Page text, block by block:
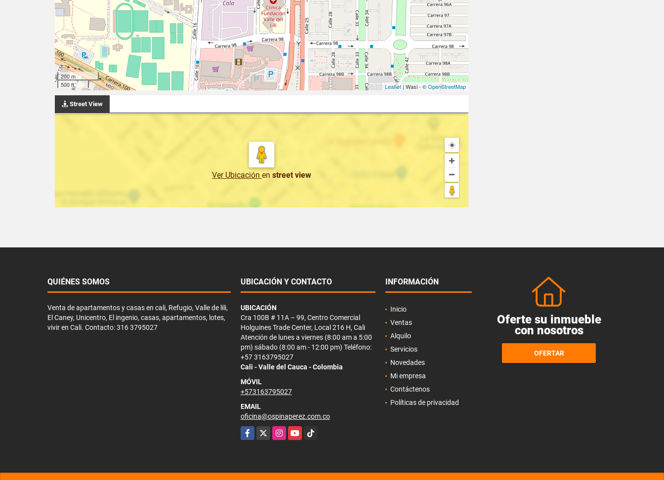
200 m
500 ft
Leaflet| Wasi - ©OpenStreetMap
Street View
Ver Ubicación en street view
QUIÉNES SOMOS
Venta de apartamentos y casas en cali, Refugio, Valle de lili,
El Caney, Unicentro, El ingenio, casas, apartamentos, lotes,
vivir en Cali. Contacto: 316 3795027
UBICACIÓN Y CONTACTO
UBICACIÓN
Cra 100B # 11A – 99, Centro Comercial
Holguines Trade Center, Local 216 H, Cali
Atención de lunes a viernes (8:00 am a 5:00
pm) sábado (8:00 am - 12:00 pm) Teléfono:
+57 3163795027
Cali - Valle del Cauca - Colombia
MÓVIL
+573163795027
EMAIL
oficina@ospinaperez.com.co
Facebook
X InstagramYouTubeTikTok
INFORMACIÓN
Inicio
Ventas
Alquilo
Servicios
Novedades
Mi empresa
Contáctenos
Políticas de privacidad
Oferte su inmueble
con nosotros
OFERTAR